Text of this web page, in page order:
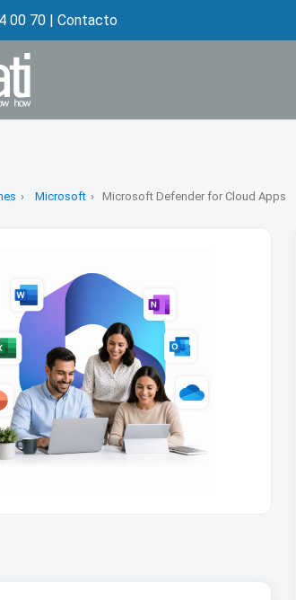
00 70 | Contacto
Microsoft Microsoft Defender for Cloud Apps